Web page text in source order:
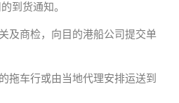
到货通知。
及商检，向目的港船公司提交单
拖车行或由当地代理安排运送到